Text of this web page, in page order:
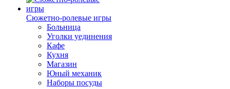
Сюжетно-ролевые игры
Больница
Уголки уединения
Кафе
Кухня
Магазин
Юный механик
Наборы посуды